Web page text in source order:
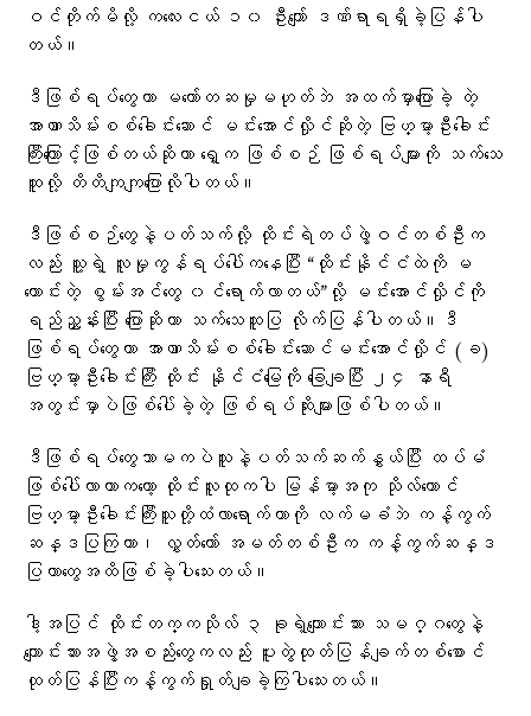
ဝင်တိုက်မိလို့ ကလေးငယ် ၁၀ ဦးကျော် ဒဏ်ရာရရှိခဲ့ပြန်ပါ
တယ်။
ဒီဖြစ်ရပ်တွေဟာ မတော်တဆမှုမဟုတ်ဘဲ အထက်မှာပြောခဲ့ တဲ့
အာဏာသိမ်းစစ်ခေါင်းဆောင် မင်းအောင်လှိုင်ဆိုတဲ့ ဗြဟ္မာ့ဦးခေါင်း
ကြီးကြောင့်ဖြစ်တယ်ဆိုတာ ရှေ့က ဖြစ်စဉ် ဖြစ်ရပ်များကို သက်သေ
ထူလို့ တိတိကျကျပြောလိုပါတယ်။
ဒီဖြစ်စဉ်တွေနဲ့ပတ်သက်လို့ ထိုင်းရဲတပ်ဖွဲ့ဝင်တစ်ဦးက
လည်း သူ့ရဲ့ လူမှုကွန်ရပ်ပေါ်ကနေပြီး “ထိုင်းနိုင်ငံထဲကို မ
ကောင်းတဲ့ စွမ်းအင်တွေ ၀င်ရောက်လာတယ်”လို့ မင်းအောင်လှိုင်ကို
ရည်ညွှန်းပြီး ပြောဆိုကာ သက်သေထူပြ လိုက်ပြန်ပါတယ်။ဒီ
ဖြစ်ရပ်တွေဟာ အာဏာသိမ်းစစ်ခေါင်းဆောင်မင်းအောင်လှိုင် (ခ)
ဗြဟ္မာ့ဦးခေါင်းကြီး ထိုင်း နိုင်ငံမြေကို ခြေချပြီး ၂၄ နာရီ
အတွင်းမှာပဲဖြစ်ပေါ်ခဲ့တဲ့ ဖြစ်ရပ်ဆိုးများဖြစ်ပါတယ်။
ဒီဖြစ်ရပ်တွေသာမကပဲသူနဲ့ပတ်သက်ဆက်နွှယ်ပြီး ထပ်မံ
ဖြစ်ပေါ်လာတာကတော့ ထိုင်းလူထုကပါ မြန်မာ့အကု သိုလ်ကောင်
ဗြဟ္မာ့ဦးခေါင်းကြီးသူတို့ထံလာရောက်တာကို လက်မခံဘဲ ကန့်ကွက်
ဆန္ဒပြကြတာ၊ လွှတ်တော် အမတ်တစ်ဦးက ကန့်ကွက်ဆန္ဒ
ပြတာတွေအထိဖြစ်ခဲ့ပါသေးတယ်။
ဒါ့အပြင် ထိုင်းတက္ကသိုလ် ၃ ခုရဲ့ကျောင်းသား သမဂ္ဂတွေနဲ့
ကျောင်းသားအဖွဲ့အစည်းတွေကလည်း ပူးတွဲထုတ်ပြန်ချက်တစ်စောင်
ထုတ်ပြန်ပြီးကန့်ကွက်ရှုတ်ချခဲ့ကြပါသေးတယ်။